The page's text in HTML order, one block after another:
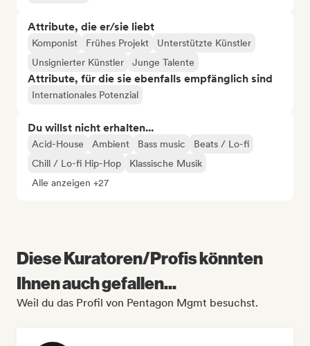
Attribute, die er/sie liebt
Komponist Frühes Projekt
Unterstützte Künstler
Unsignierter Künstler
Junge Talente
Attribute, für die sie ebenfalls empfänglich sind
Internationales Potenzial
Du willst nicht erhalten...
Acid-House Ambient Bass music
Beats / Lo-fi
Chill / Lo-fi Hip-Hop
Klassische Musik
Alle anzeigen +27
Diese Kuratoren/Profis könnten
Ihnen auch gefallen...
Weil du das Profil von Pentagon Mgmt besuchst.